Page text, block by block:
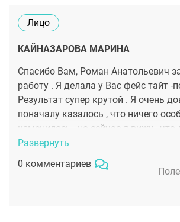
Лицо
КАЙНАЗАРОВА МАРИНА
Спасибо Вам, Роман Анатольевич
работу . Я делала у Вас фейс тайт -
Результат супер крутой . Я очень
поначалу казалось , что ничего
изменилось , но сейчас я вижу , что
результата и быть не может .
Развернуть
0 комментариев